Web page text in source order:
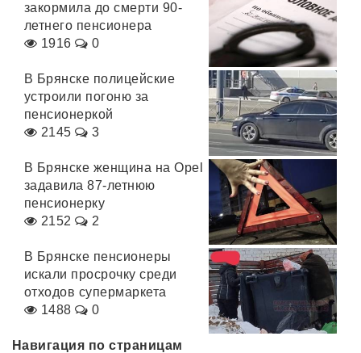
закормила до смерти 90-
летнего пенсионера
1916
0
В Брянске полицейские
устроили погоню за
пенсионеркой
2145
3
В Брянске женщина на Opel
задавила 87-летнюю
пенсионерку
2152
2
В Брянске пенсионеры
искали просрочку среди
отходов супермаркета
1488
0
Навигация по страницам